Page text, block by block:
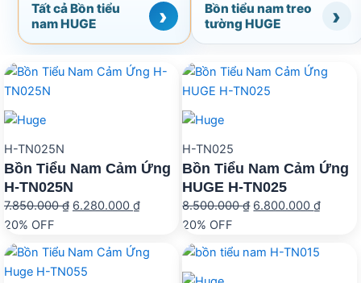
Tất cả Bồn tiểu
nam HUGE
Bồn tiểu nam treo
tường HUGE
H-TN025N
Bồn Tiểu Nam Cảm Ứng
H-TN025N
7.850.000₫ Giá
6.280.000 ₫Giá
là:
20% OFF
H-TN025
Bồn Tiểu Nam Cảm Ứng
HUGE H-TN025
8.500.000₫ Giá
6.800.000₫Giá
20% OFF